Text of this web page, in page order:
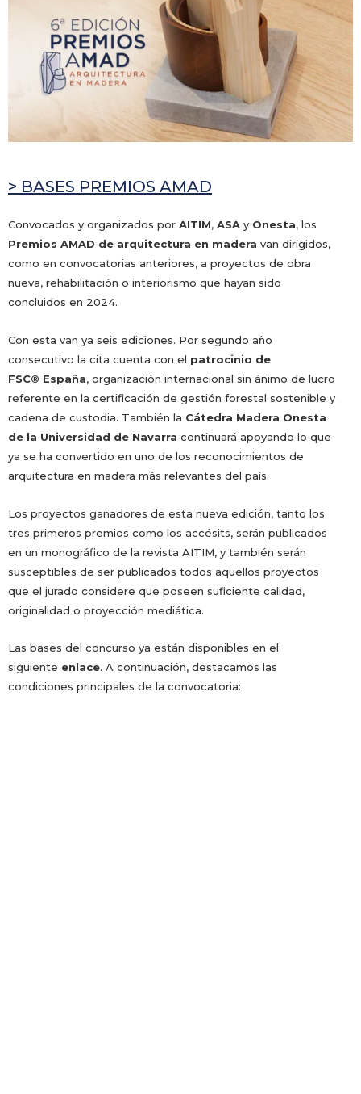
> BASES PREMIOS AMAD
Convocados y organizados por AITIM, ASA y Onesta, los
Premios AMAD de arquitectura en madera van dirigidos,
como en convocatorias anteriores, a proyectos de obra
nueva, rehabilitación o interiorismo que hayan sido
concluidos en 2024.
Con esta van ya seis ediciones. Por segundo año
consecutivo la cita cuenta con el patrocinio de
FSC® España, organización internacional sin ánimo de lucro
referente en la certificación de gestión forestal sostenible y
cadena de custodia. También la Cátedra Madera Onesta
de la Universidad de Navarra continuará apoyando lo que
ya se ha convertido en uno de los reconocimientos de
arquitectura en madera más relevantes del país.
Los proyectos ganadores de esta nueva edición, tanto los
tres primeros premios como los accésits, serán publicados
en un monográfico de la revista AITIM, y también serán
susceptibles de ser publicados todos aquellos proyectos
que el jurado considere que poseen suficiente calidad,
originalidad o proyección mediática.
Las bases del concurso ya están disponibles en el
siguiente enlace. A continuación, destacamos las
condiciones principales de la convocatoria: